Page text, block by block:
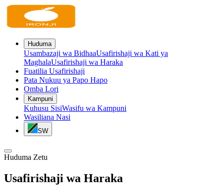
Huduma
Usambazaji wa BidhaaUsafirishaji wa Kati ya
MaghalaUsafirishaji wa Haraka
Fuatilia Usafirishaji
Pata Nukuu ya Papo Hapo
Omba Lori
Kampuni
Kuhusu SisiWasifu wa Kampuni
Wasiliana Nasi
SW
Huduma Zetu
Usafirishaji wa Haraka